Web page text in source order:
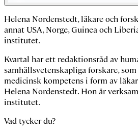
Helena Nordenstedt, läkare och
annat USA, Norge, Guinea och
institutet.
Kvartal har ett redaktionsråd av
samhällsvetenskapliga forskare,
medicinsk kompetens i form av
Helena Nordenstedt. Hon är
institutet.
Vad tycker du?